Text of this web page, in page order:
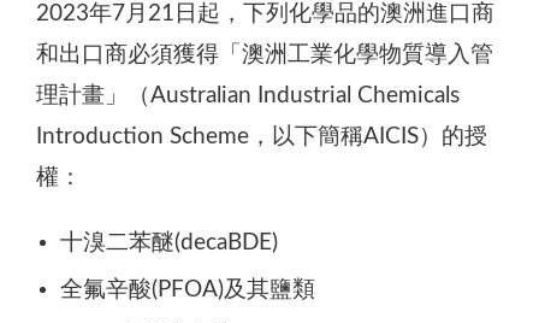
2023年7月21日起，下列化學品的澳洲進口商
和出口商必須獲得「澳洲工業化學物質導入管
理計畫」（Australian Industrial Chemicals
Introduction Scheme，以下簡稱AICIS）的授
權：
十溴二苯醚(decaBDE)
全氟辛酸(PFOA)及其鹽類